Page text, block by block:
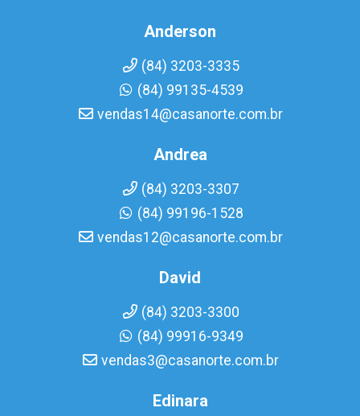
Anderson
(84) 3203-3335
(84) 99135-4539
vendas14@casanorte.com.br
Andrea
(84) 3203-3307
(84) 99196-1528
vendas12@casanorte.com.br
David
(84) 3203-3300
(84) 99916-9349
vendas3@casanorte.com.br
Edinara